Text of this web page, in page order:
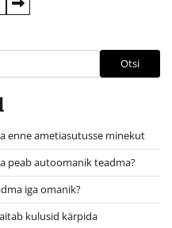
Otsi
enne ametiasutusse minekut
peab autoomanik teadma?
iga omanik?
kulusid kärpida